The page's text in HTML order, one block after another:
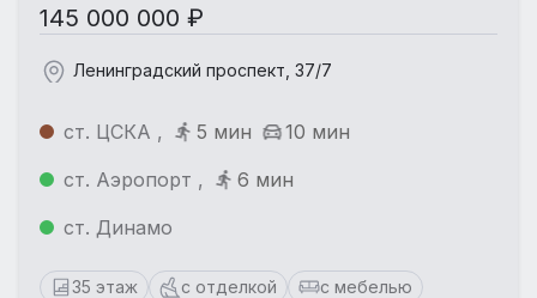
145 000 000 ₽
Ленинградский проспект, 37/7
ст. ЦСКА , 5 мин
10 мин
ст. Аэропорт ,
6 мин
ст. Динамо
35 этаж с отделкой с мебелью